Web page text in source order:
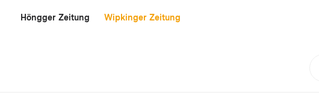
Höngger Zeitung Wipkinger Zeitung